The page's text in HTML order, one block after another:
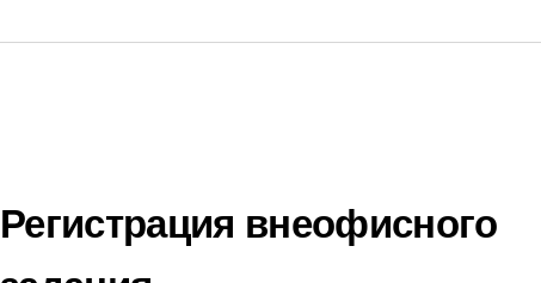
Регистрация внеофисного